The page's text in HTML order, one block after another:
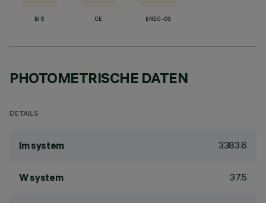
BIS CE ENEC-03
PHOTOMETRISCHE DATEN
DETAILS
lm system 3383.6
W system 37.5